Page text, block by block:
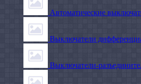
Автоматические
Выключатели
Выключатели-